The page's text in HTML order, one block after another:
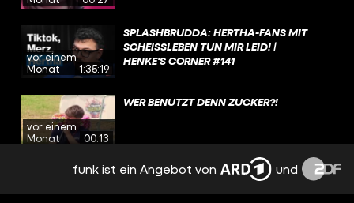
vor einem
Monat
1:35:19
SPLASHBRUDDA: HERTHA-FANS MIT
SCHEISSLEBEN TUN MIR LEID! | H
ENKE'S CORNER #141
vor einem
Monat
00:13
WER BENUTZT DENN ZUCKER?!
vor einem
JEDER WEISS, DASS ICH DEUTSCH BIN!
funk ist ein Angebot von und